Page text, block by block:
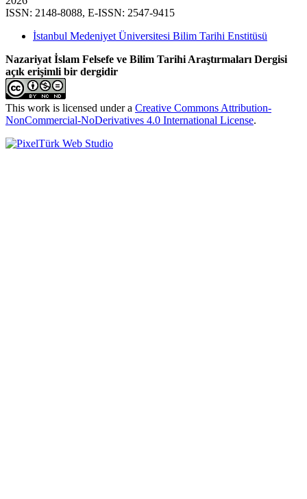
ISSN: 2148-8088, E-ISSN: 2547-9415
İstanbul Medeniyet Üniversitesi Bilim Tarihi Enstitüsü
Nazariyat İslam Felsefe ve Bilim Tarihi Araştırmaları Dergisi
açık erişimli bir dergidir
This work is licensed under a Creative Commons Attribution-
NonCommercial-NoDerivatives 4.0 International License.